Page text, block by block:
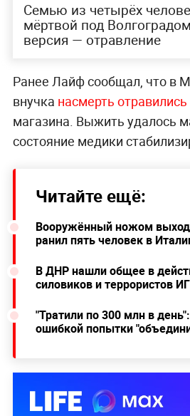
Семью из четырёх
мёртвой под
версия — отравление
Ранее Лайф сообщал, что в
внучка насмерть
магазина. Выжить удалось
состояние медики
Читайте ещё:
Вооружённый ножом
ранил пять человек в
В ДНР нашли общее в
силовиков и террористов
"Тратили по 300 млн в
ошибкой попытки